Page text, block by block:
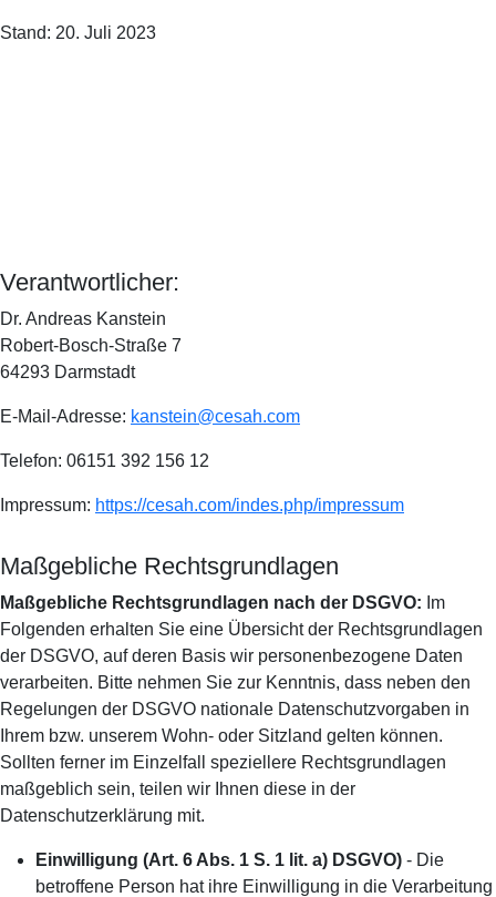
Stand: 20. Juli 2023
Verantwortlicher:
Dr. Andreas Kanstein
Robert-Bosch-Straße 7
64293 Darmstadt
E-Mail-Adresse: kanstein@cesah.com
Telefon: 06151 392 156 12
Impressum: https://cesah.com/indes.php/impressum
Maßgebliche Rechtsgrundlagen
Maßgebliche Rechtsgrundlagen nach der DSGVO: Im
Folgenden erhalten Sie eine Übersicht der Rechtsgrundlagen
der DSGVO, auf deren Basis wir personenbezogene Daten
verarbeiten. Bitte nehmen Sie zur Kenntnis, dass neben den
Regelungen der DSGVO nationale Datenschutzvorgaben in
Ihrem bzw. unserem Wohn- oder Sitzland gelten können.
Sollten ferner im Einzelfall speziellere Rechtsgrundlagen
maßgeblich sein, teilen wir Ihnen diese in der
Datenschutzerklärung mit.
Einwilligung (Art. 6 Abs. 1 S. 1 lit. a) DSGVO) - Die
betroffene Person hat ihre Einwilligung in die Verarbeitung